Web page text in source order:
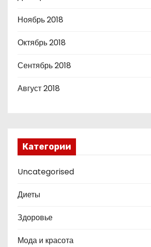
Ноябрь 2018
Октябрь 2018
Сентябрь 2018
Август 2018
Категории
Uncategorised
Диеты
Здоровье
Мода и красота